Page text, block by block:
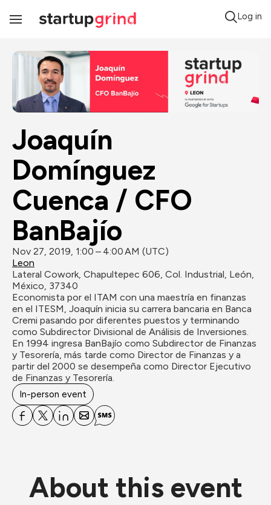
Toggle
Log in
Joaquín
Domínguez
Cuenca / CFO
BanBajío
Nov 27, 2019, 1:00 – 4:00 AM (UTC)
Leon
Lateral Cowork, Chapultepec 606, Col. Industrial, León,
México, 37340
Economista por el ITAM con una maestría en finanzas
en el ITESM, Joaquín inicia su carrera bancaria en Banca
Cremi pasando por diferentes puestos y terminando
como Subdirector Divisional de Análisis de Inversiones.
En 1994 ingresa BanBajío como Subdirector de Finanzas
y Tesorería, más tarde como Director de Finanzas y a
partir del 2000 se desempeña como Director Ejecutivo
de Finanzas y Tesorería.
In-person event
About this event